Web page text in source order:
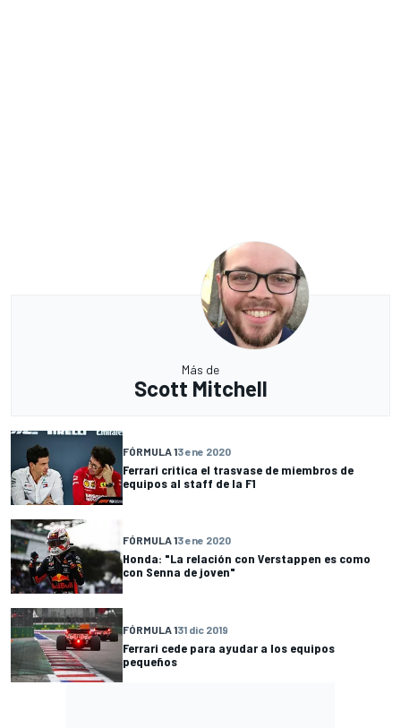
Más de
Scott Mitchell
FÓRMULA 13 ene 2020
Ferrari critica el trasvase de miembros de
equipos al staff de la F1
FÓRMULA 13 ene 2020
Honda: "La relación con Verstappen es como
con Senna de joven"
FÓRMULA 131 dic 2019
Ferrari cede para ayudar a los equipos
pequeños